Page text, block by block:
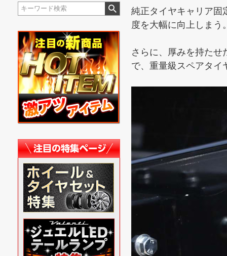
純正タイヤキャリア固
度を大幅に向上しまう
さらに、厚みを持たせ
で、重量級スペアタイ